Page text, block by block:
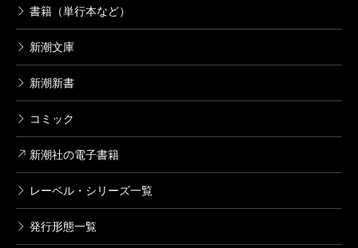
556円
巻
松橋犬輔／漫画、北尾トロ／原作
書籍（単行本など）
新潮文庫
新潮新書
コミック
新潮社の電子書籍
レーベル・シリーズ一覧
発行形態一覧